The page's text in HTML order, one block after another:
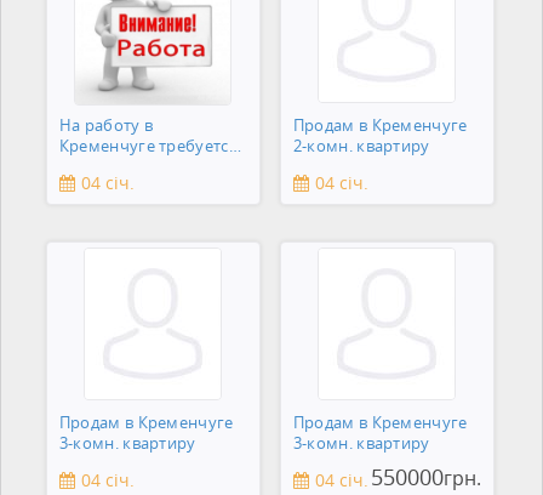
На работу в
Кременчуге требуется
04 січ.
Продам в Кременчуге
2-комн. квартиру
04 січ.
Продам в Кременчуге
3-комн. квартиру
04 січ.
Продам в Кременчуге
3-комн. квартиру
04 січ. 550000грн.